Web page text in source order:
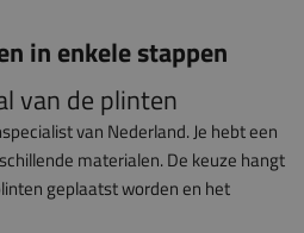
in enkele stappen
van de plinten
van Nederland. Je hebt een
materialen. De keuze hangt
geplaatst worden en het